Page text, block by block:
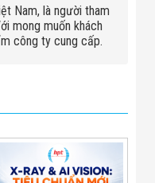
Nam, là người tham
mong muốn khách
công ty cung cấp.